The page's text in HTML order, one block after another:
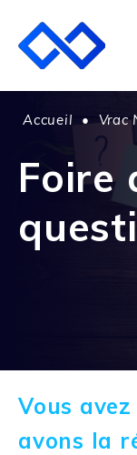
Accueil • Vrac
Foire
Vous
avons la